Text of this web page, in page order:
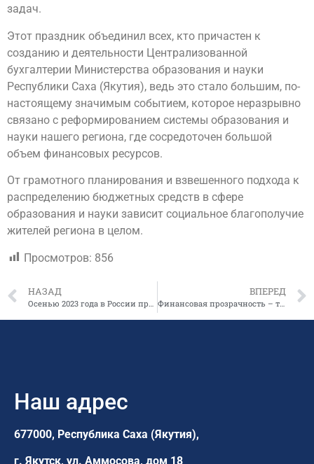
задач.
Этот праздник объединил всех, кто причастен к
созданию и деятельности Централизованной
бухгалтерии Министерства образования и науки
Республики Саха (Якутия), ведь это стало большим, по-
настоящему значимым событием, которое неразрывно
связано с реформированием системы образования и
науки нашего региона, где сосредоточен большой
объем финансовых ресурсов.
От грамотного планирования и взвешенного подхода к
распределению бюджетных средств в сфере
образования и науки зависит социальное благополучие
жителей региона в целом.
Просмотров: 856
НАЗАД ВПЕРЕД
Финансовая прозрачность – требование времени
Наш адрес
677000, Республика Саха (Якутия),
г. Якутск, ул. Аммосова, дом 18